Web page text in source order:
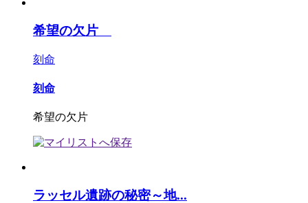
希望の欠片
刻命
刻命
希望の欠片
ラッセル遺跡の秘密～地...